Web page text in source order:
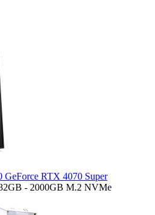
GeForce RTX 4070 Super
- 2000GB M.2 NVMe